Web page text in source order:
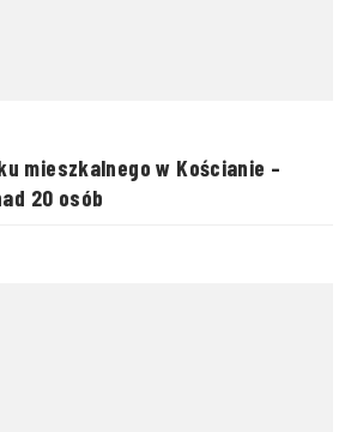
mieszkalnego w Kościanie –
20 osób